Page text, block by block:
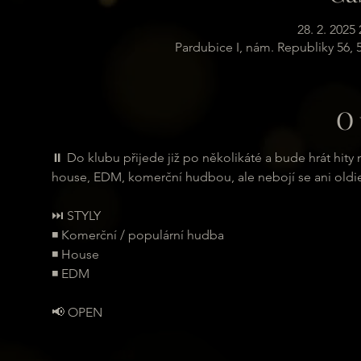
28. 2. 2025
Pardubice I, nám. Republiky 56,
⏸ Do klubu přijede již po několikáté a bude hrát hity
house, EDM, komerční hudbou, ale nebojí se ani
⏭ STYLY
◾ Komerční / populární hudba
◾ House
◾ EDM
📢 OPEN